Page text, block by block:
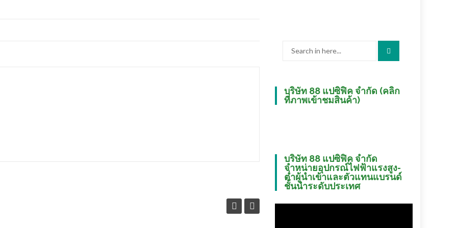
บริษัท 88 แปซิฟิค จำกัด (คลิก
ที่ภาพเข้าชมสินค้า)
บริษัท 88 แปซิฟิค จำกัด
จำหน่ายอุปกรณ์ไฟฟ้าแรงสูง-
ต่ำผู้นำเข้าและตัวแทนแบรนด์
ชั้นนำระดับประเทศ